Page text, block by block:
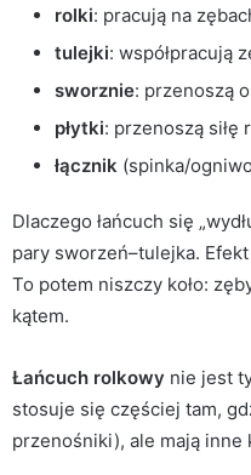
rolki: pracują na
tulejki: współpracują
sworznie: przenoszą
płytki: przenoszą siłę
łącznik (spinka/
Dlaczego łańcuch się
pary sworzeń–tulejka.
To potem niszczy koło:
kątem.
Łańcuch rolkowy nie jest
stosuje się częściej tam,
przenośniki), ale mają inne